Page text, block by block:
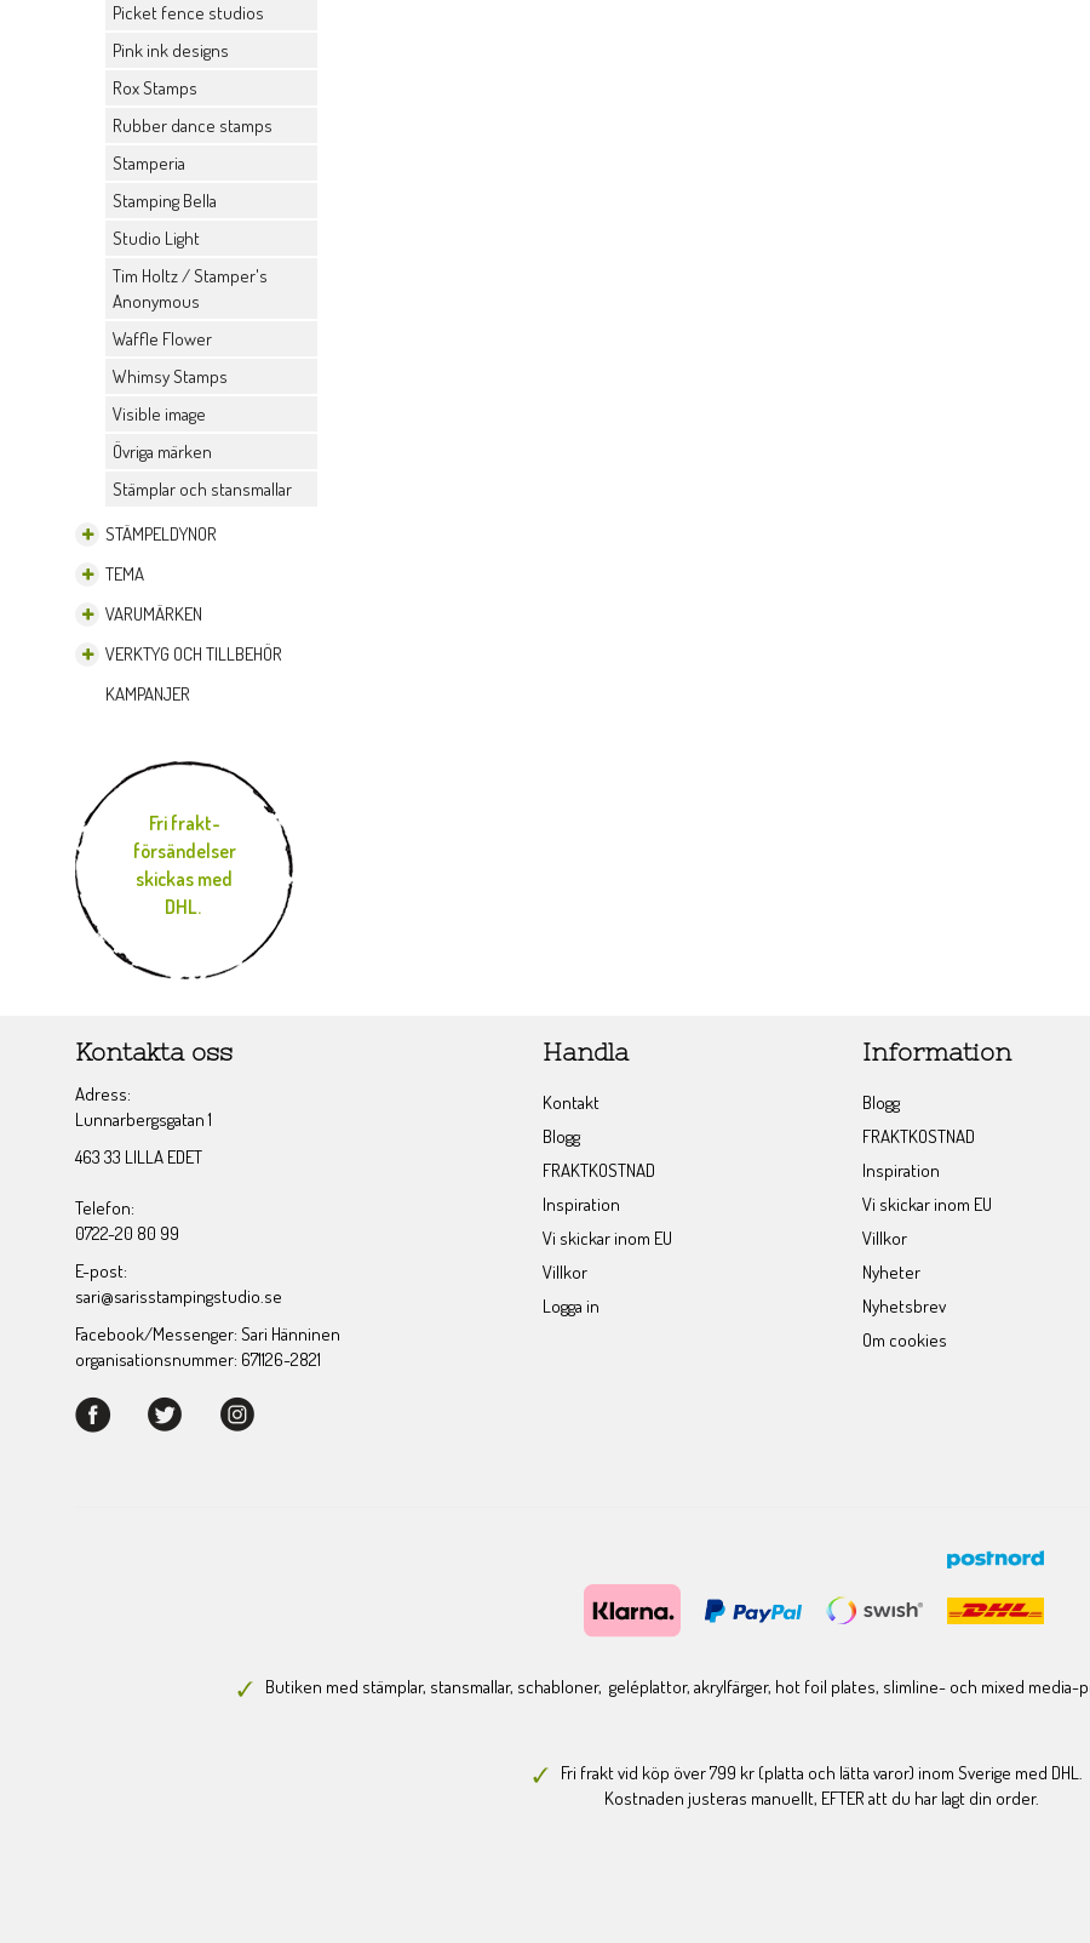
Picket fence studios
Pink ink designs
Rox Stamps
Rubber dance stamps
Stamperia
Stamping Bella
Studio Light
Tim Holtz / Stamper's
Anonymous
Waffle Flower
Whimsy Stamps
Visible image
Övriga märken
Stämplar och stansmallar
STÄMPELDYNOR
TEMA
VARUMÄRKEN
VERKTYG OCH TILLBEHÖR
KAMPANJER
Fri frakt-
försändelser
skickas med
DHL.
Kontakta oss
Adress:
Lunnarbergsgatan 1
463 33 LILLA EDET
Telefon:
0722-20 80 99
E-post:
sari@sarisstampingstudio.se
Facebook/Messenger: Sari Hänninen
organisationsnummer: 671126-2821
Handla
Kontakt
Blogg
FRAKTKOSTNAD
Inspiration
Vi skickar inom EU
Villkor
Logga in
Information
Blogg
FRAKTKOSTNAD
Inspiration
Vi skickar inom EU
Villkor
Nyheter
Nyhetsbrev
Om cookies
Butiken med stämplar, stansmallar, schabloner, geléplattor, akrylfärger, hot foil plates, slimline- och mixed media-
Fri frakt vid köp över 799 kr (platta och lätta varor) inom Sverige med DHL.
Kostnaden justeras manuellt, EFTER att du har lagt din order.